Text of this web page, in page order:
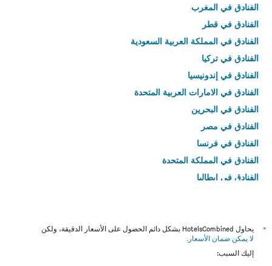
الفنادق في المغرب
الفنادق في قطر
الفنادق في المملكة العربية السعودية
الفنادق في تركيا
الفنادق في إندونيسيا
الفنادق في الامارات العربية المتحدة
الفنادق في البحرين
الفنادق في مصر
الفنادق في فرنسا
الفنادق في المملكة المتحدة
الفنادق في إيطاليا
*
يحاول HotelsCombined بشكل دائم الحصول على الأسعار الدقيقة، ولكن
لا يمكن ضمان الأسعار .
إليك السبب: